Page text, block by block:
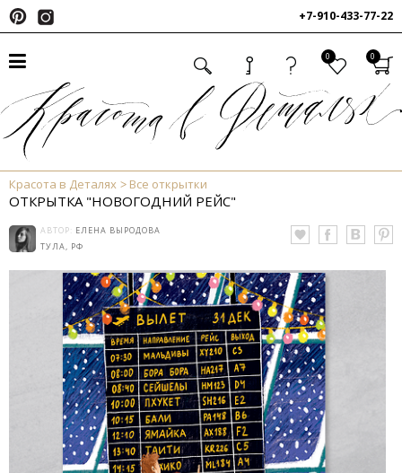
+7-910-433-77-22
0 0
Красота в Деталях Все открытки
ОТКРЫТКА "НОВОГОДНИЙ РЕЙС"
АВТОР: ЕЛЕНА ВЫРОДОВА
ТУЛА, РФ